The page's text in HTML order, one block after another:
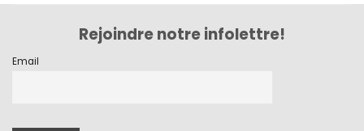
Rejoindre notre infolettre!
Email